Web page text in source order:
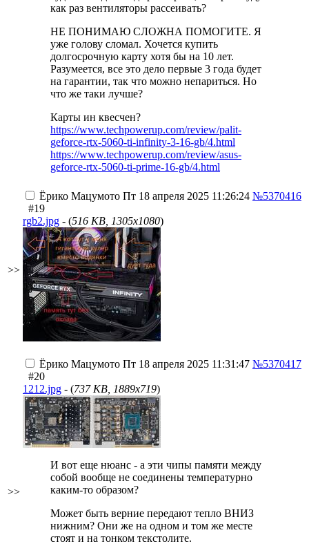
как раз вентиляторы рассеивать?
НЕ ПОНИМАЮ СЛОЖНА ПОМОГИТЕ. Я
уже голову сломал. Хочется купить
долгосрочную карту хотя бы на 10 лет.
Разумеется, все это дело первые 3 года будет
на гарантии, так что можно непариться. Но
что же таки лучше?
Карты ин квесчен?
https://www.techpowerup.com/review/palit-
geforce-rtx-5060-ti-infinity-3-16-gb/4.html
https://www.techpowerup.com/review/asus-
geforce-rtx-5060-ti-prime-16-gb/4.html
>>
Ёрико Мацумото Пт 18 апреля 2025 11:26:24 №5370416
#19
rgb2.jpg - (516 KB, 1305x1080)
>>
Ёрико Мацумото Пт 18 апреля 2025 11:31:47 №5370417
#20
1212.jpg - (737 KB, 1889x719)
И вот еще нюанс - а эти чипы памяти между
собой вообще не соединены температурно
каким-то образом?
Может быть верние передают тепло ВНИЗ
нижним? Они же на одном и том же месте
стоят и на тонком текстолите.